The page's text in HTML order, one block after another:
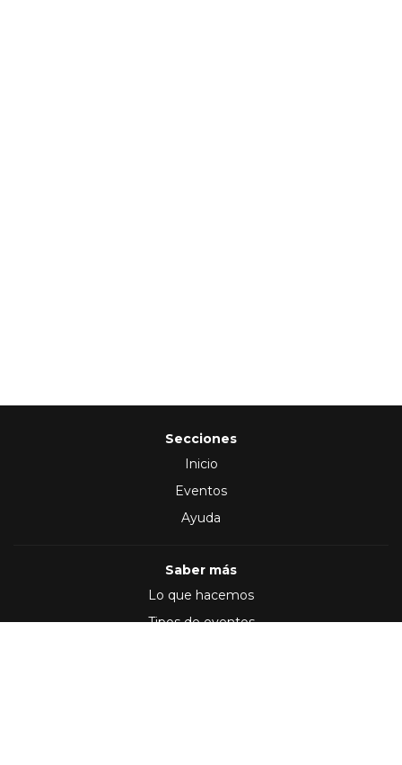
Secciones
Inicio
Eventos
Ayuda
Saber más
Lo que hacemos
Tipos de eventos